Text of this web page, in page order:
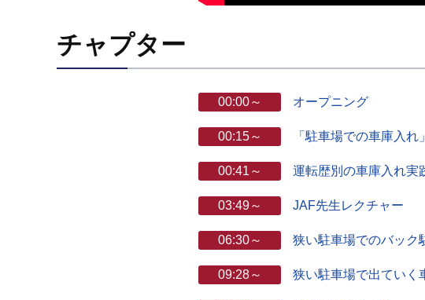
チャプター
00:00～ オープニング
00:15～ 「駐車場での車庫入れ
00:41～ 運転歴別の車庫入れ実
03:49～ JAF先生レクチャー
06:30～ 狭い駐車場でのバック
09:28～ 狭い駐車場で出ていく